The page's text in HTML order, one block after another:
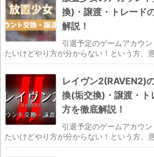
換)・譲渡・トレード
解説！
引退予定のゲームアカウ
たいけどやり方が分からない！という方、
レイヴン2(RAVEN2)
換(垢交換)・譲渡・ト
方を徹底解説！
引退予定のゲームアカウ
たいけどやり方が分からない！という方、